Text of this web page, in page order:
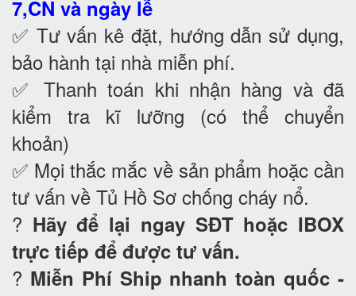
7,CN và ngày lễ
✅ Tư vấn kê đặt, hướng dẫn sử dụng,
bảo hành tại nhà miễn phí.
✅ Thanh toán khi nhận hàng và đã
kiểm tra kĩ lưỡng (có thể chuyển
khoản)
✅ Mọi thắc mắc về sản phẩm hoặc cần
tư vấn về Tủ Hồ Sơ chống cháy nổ.
? Hãy để lại ngay SĐT hoặc IBOX
trực tiếp để được tư vấn.
? Miễn Phí Ship nhanh toàn quốc -